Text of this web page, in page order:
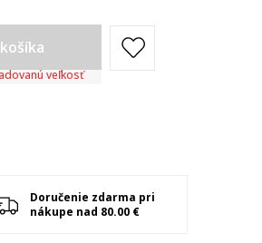
veľkosť
Doručenie zdarma pri
nákupe nad 80.00 €